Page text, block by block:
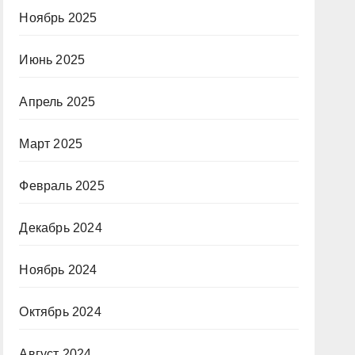
Ноябрь 2025
Июнь 2025
Апрель 2025
Март 2025
Февраль 2025
Декабрь 2024
Ноябрь 2024
Октябрь 2024